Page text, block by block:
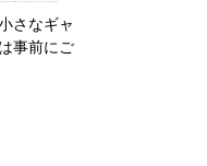
さなギャ
事前にご